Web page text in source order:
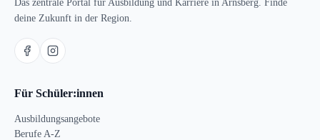
Das zentrale Portal für Ausbildung und Karriere in Arnsberg. Finde
deine Zukunft in der Region.
Für Schüler:innen
Ausbildungsangebote
Berufe A-Z